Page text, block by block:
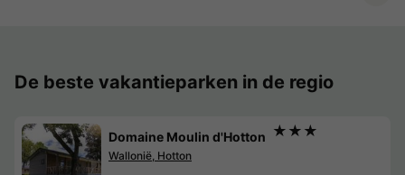
De beste vakantieparken in de regio
Domaine Moulin d'Hotton ★★★
Wallonië, Hotton